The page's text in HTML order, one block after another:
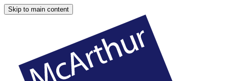
Skip to main content